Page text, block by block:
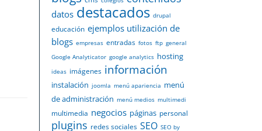
datos destacados drupal
educación ejemplos utilización de
blogs empresas entradas fotos ftp general
Google Analyticator google analytics hosting
ideas imágenes información
instalación joomla menú apariencia menú
de administración menú medios multimedi
multimedia negocios páginas personal
plugins redes sociales SEO SEO by